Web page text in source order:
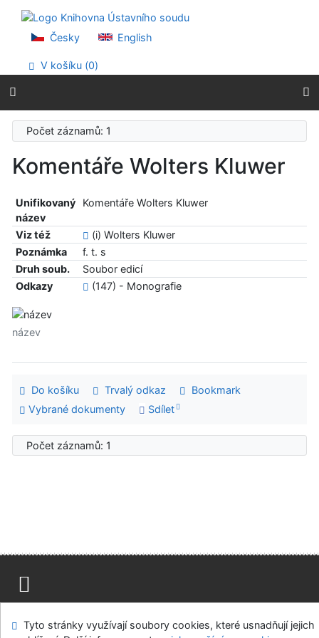
Přejít na menu
Prohlášení o webové přístupnosti
Česky English
V košíku (0)
Počet záznamů: 1
Komentáře Wolters Kluwer
Unifikovaný
název
Komentáře Wolters Kluwer
Viz též
(i) Wolters Kluwer
Poznámka
f. t. s
Druh soub.
Soubor edicí
Odkazy
(147) - Monografie
název
Do košíku Trvalý odkaz
Bookmark
Vybrané dokumenty
Sdílet
Počet záznamů: 1
Modul OpenSearch
Napište nám Nastavení cookies
Tyto stránky využívají soubory cookies, které usnadňují jejich